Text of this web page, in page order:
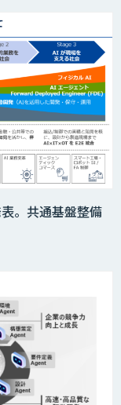
AIシステム
。共通基盤整備